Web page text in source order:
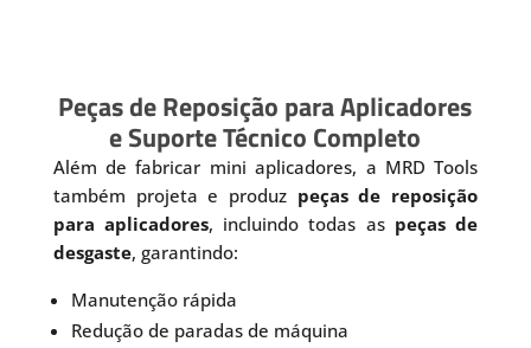
Peças de Reposição para Aplicadores
e Suporte Técnico Completo
Além de fabricar mini aplicadores, a MRD Tools
também projeta e produz peças de reposição
para aplicadores, incluindo todas as peças de
desgaste, garantindo:
Manutenção rápida
Redução de paradas de máquina